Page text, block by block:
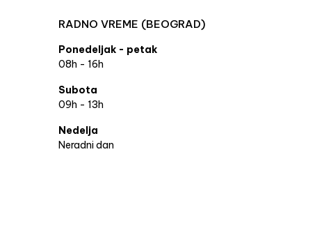
RADNO VREME (BEOGRAD)
Ponedeljak - petak
08h - 16h
Subota
09h - 13h
Nedelja
Neradni dan